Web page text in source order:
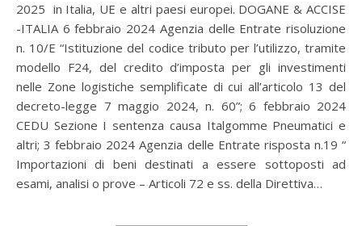
2025 in Italia, UE e altri paesi europei. DOGANE & ACCISE
-ITALIA 6 febbraio 2024 Agenzia delle Entrate risoluzione
n. 10/E “Istituzione del codice tributo per l’utilizzo, tramite
modello F24, del credito d’imposta per gli investimenti
nelle Zone logistiche semplificate di cui all’articolo 13 del
decreto-legge 7 maggio 2024, n. 60”; 6 febbraio 2024
CEDU Sezione I sentenza causa Italgomme Pneumatici e
altri; 3 febbraio 2024 Agenzia delle Entrate risposta n.19 “
Importazioni di beni destinati a essere sottoposti ad
esami, analisi o prove – Articoli 72 e ss. della Direttiva…